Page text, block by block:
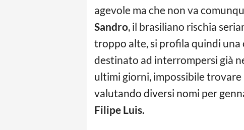
agevole ma che non va
Sandro, il brasiliano rischia
troppo alte, si profila quindi una
destinato ad interrompersi già
ultimi giorni, impossibile trovare
valutando diversi nomi per
Filipe Luis.